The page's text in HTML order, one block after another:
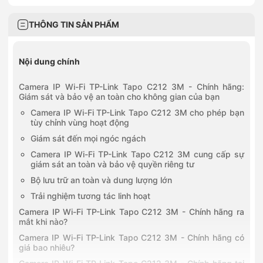
THÔNG TIN SẢN PHẨM
Nội dung chính
Camera IP Wi-Fi TP-Link Tapo C212 3M - Chính hãng:
Giám sát và bảo vệ an toàn cho không gian của bạn
Camera IP Wi-Fi TP-Link Tapo C212 3M cho phép bạn
tùy chỉnh vùng hoạt động
Giám sát đến mọi ngóc ngách
Camera IP Wi-Fi TP-Link Tapo C212 3M cung cấp sự
giám sát an toàn và bảo vệ quyền riêng tư
Bộ lưu trữ an toàn và dung lượng lớn
Trải nghiệm tương tác linh hoạt
Camera IP Wi-Fi TP-Link Tapo C212 3M - Chính hãng ra
mắt khi nào?
Camera IP Wi-Fi TP-Link Tapo C212 3M - Chính hãng có
giá bao nhiêu?